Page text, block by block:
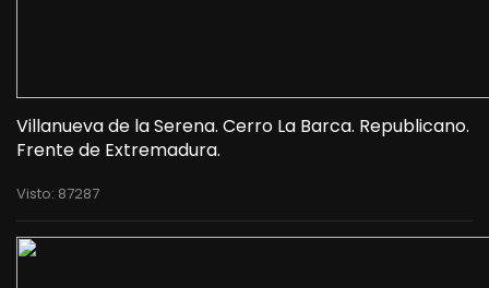
Villanueva de la Serena. Cerro La Barca. Republicano.
Frente de Extremadura.
Visto: 87287